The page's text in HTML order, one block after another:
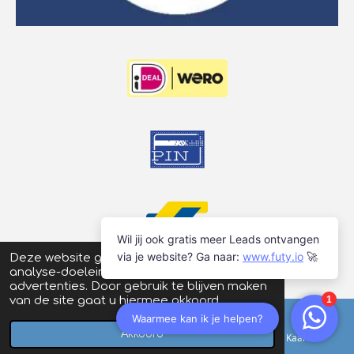
Deze website gebruikt cookies voor
analyse-doeleinden en/of het tonen van
advertenties. Door gebruik te blijven maken
van de site gaat u hiermee akkoord.
Akkoord
© 2026Schaatsstunt| Prijswijzigingen en typefouten
Telefoonnummer Kaart